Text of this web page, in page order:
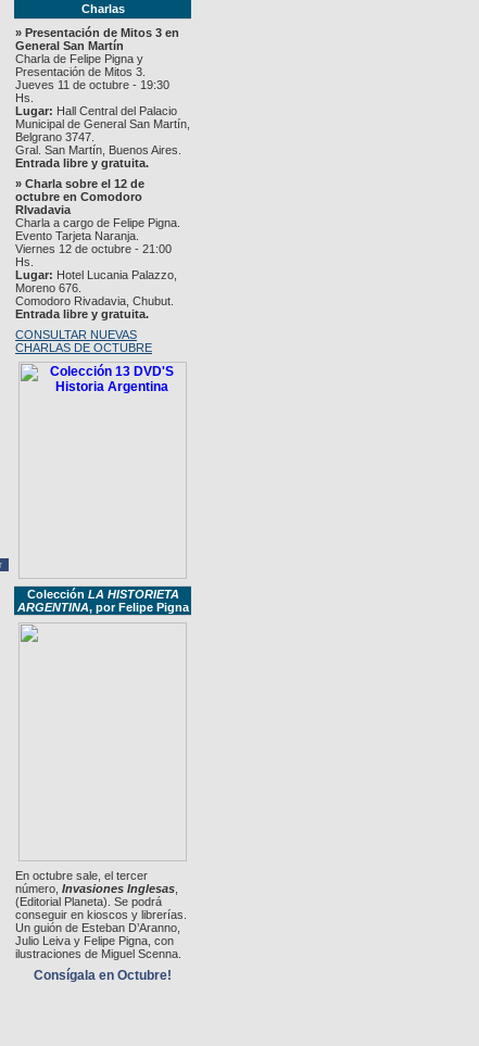
Charlas
» Presentación de Mitos 3 en
General San Martín
Charla de Felipe Pigna y
Presentación de Mitos 3.
Jueves 11 de octubre - 19:30
Hs.
Lugar: Hall Central del Palacio
Municipal de General San Martín,
Belgrano 3747.
Gral. San Martín, Buenos Aires.
Entrada libre y gratuita.
» Charla sobre el 12 de
octubre en Comodoro
RIvadavia
Charla a cargo de Felipe Pigna.
Evento Tarjeta Naranja.
Viernes 12 de octubre - 21:00
Hs.
Lugar: Hotel Lucania Palazzo,
Moreno 676.
Comodoro Rivadavia, Chubut.
Entrada libre y gratuita.
CONSULTAR NUEVAS
CHARLAS DE OCTUBRE
Colección LA HISTORIETA
ARGENTINA, por Felipe Pigna
En octubre sale, el tercer
número, Invasiones Inglesas
(Editorial Planeta). Se podrá
conseguir en kioscos y librerías.
Un guión de Esteban D’Aranno,
Julio Leiva y Felipe Pigna, con
ilustraciones de Miguel Scenna.
Consígala en Octubre!